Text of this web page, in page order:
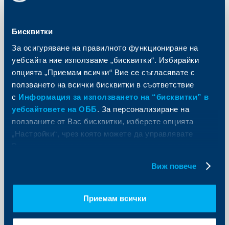
Бисквитки
За осигуряване на правилното функциониране на
уебсайта ние използваме „бисквитки“. Избирайки
опцията „Приемам всички“ Вие се съгласявате с
ползването на всички бисквитки в съответствие
с Информация за използването на “бисквитки” в
уебсайтовете на ОББ. За персонализиране на
ползваните от Вас бисквитки, изберете опцията
„Настройки“, чрез която можете да управлявате
Виж повече
Приемам всички
Студентите от НАТФИЗ с дипломен
спектакъл, подкрепен от
Обединена българска банка
30 ноември 2012
30.11.2012 г.
Актуализиране на софтуера за
обслужване на клиенти на